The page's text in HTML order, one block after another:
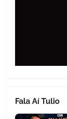
Fala Aí Tulio